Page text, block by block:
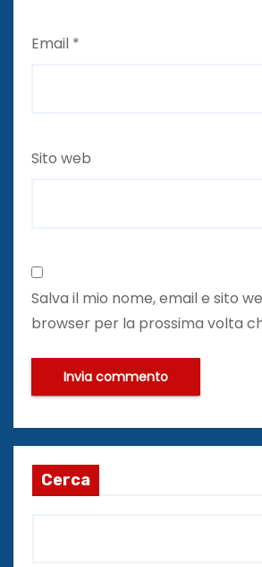
Email *
Sito web
Salva il mio nome, email e sito
browser per la prossima volta
Cerca